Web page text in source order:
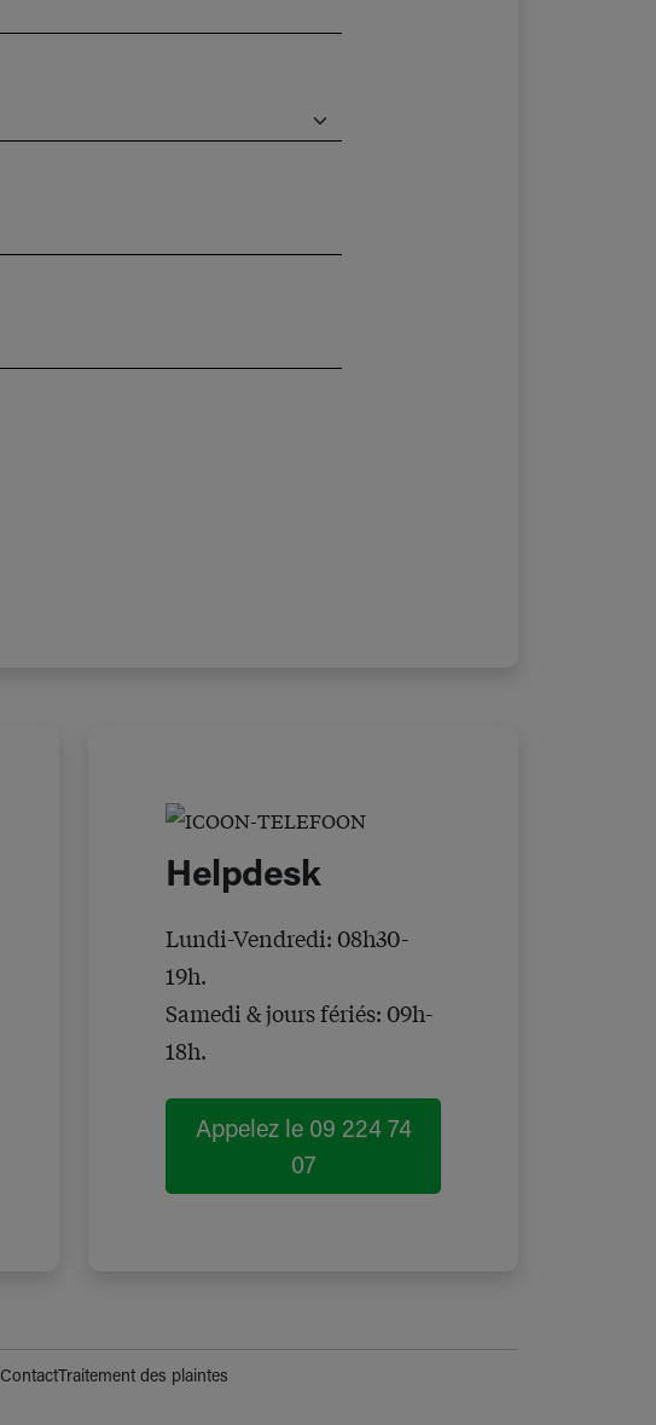
Helpdesk
Lundi-Vendredi: 08h30-
19h.
Samedi & jours fériés: 09h-
18h.
Appelez le 09 224 74
07
Contact Traitement des plaintes